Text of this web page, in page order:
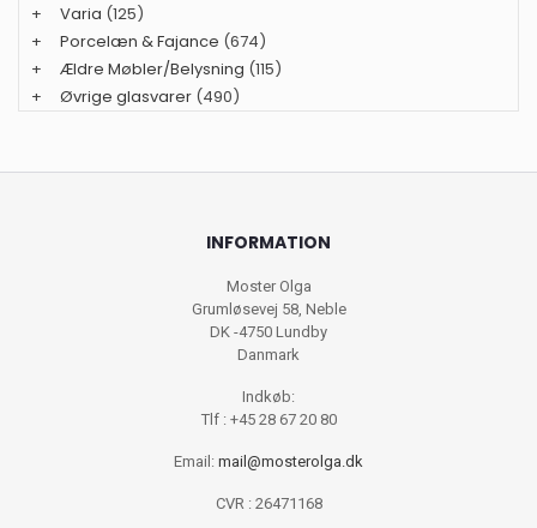
+
Varia (125)
+
Porcelæn & Fajance (674)
+
Ældre Møbler/Belysning (115)
+
Øvrige glasvarer (490)
INFORMATION
Moster Olga
Grumløsevej 58, Neble
DK -4750 Lundby
Danmark
Indkøb:
Tlf : +45 28 67 20 80
Email: mail@mosterolga.dk
CVR : 26471168